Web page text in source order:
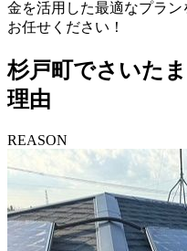
金を活用した最適なプラ
お任せください！
杉戸町でさいた
理由
REASON